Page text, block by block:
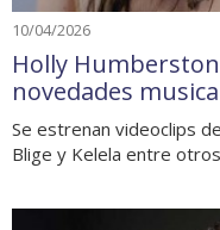
10/04/2026
Holly
novedades
Se estrenan videoclips
Blige y Kelela entre otros